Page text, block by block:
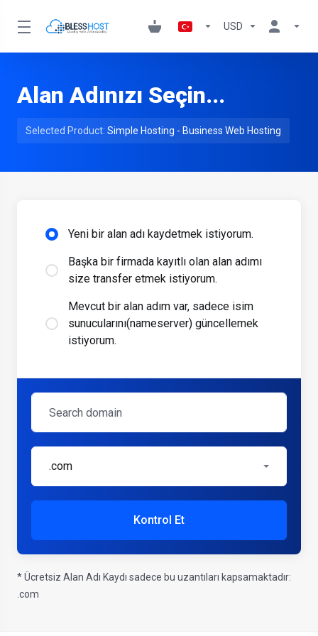
USD
Alan Adınızı Seçin...
Selected Product: Simple Hosting - Business Web Hosting
Yeni bir alan adı kaydetmek istiyorum.
Başka bir firmada kayıtlı olan alan adımı
size transfer etmek istiyorum.
Mevcut bir alan adım var, sadece isim
sunucularını(nameserver) güncellemek
istiyorum.
.com
Kontrol Et
* Ücretsiz Alan Adı Kaydı sadece bu uzantıları kapsamaktadır:
.com